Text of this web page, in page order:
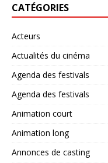
CATÉGORIES
Acteurs
Actualités du cinéma
Agenda des festivals
Agenda des festivals
Animation court
Animation long
Annonces de casting